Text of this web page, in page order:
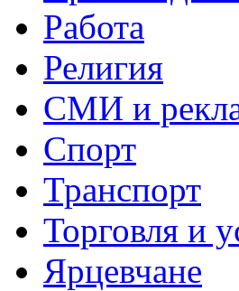
Работа
Религия
СМИ и
Спорт
Транспорт
Торговля и
Ярцевчане